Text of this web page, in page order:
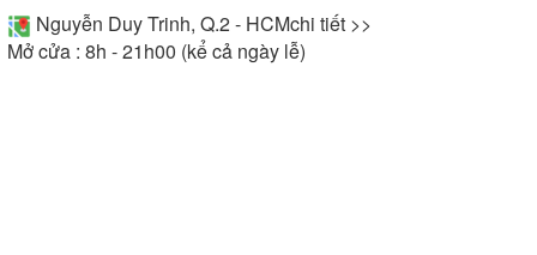
Nguyễn Duy Trinh, Q.2 - HCMchi tiết >>
Mở cửa : 8h - 21h00 (kể cả ngày lễ)